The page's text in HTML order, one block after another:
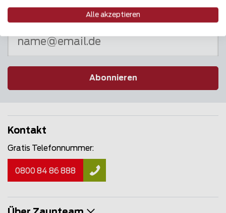
Newsletter
Abonnieren
Kontakt
Gratis Telefonnummer:
0800 84 86 888
Alle akzeptieren